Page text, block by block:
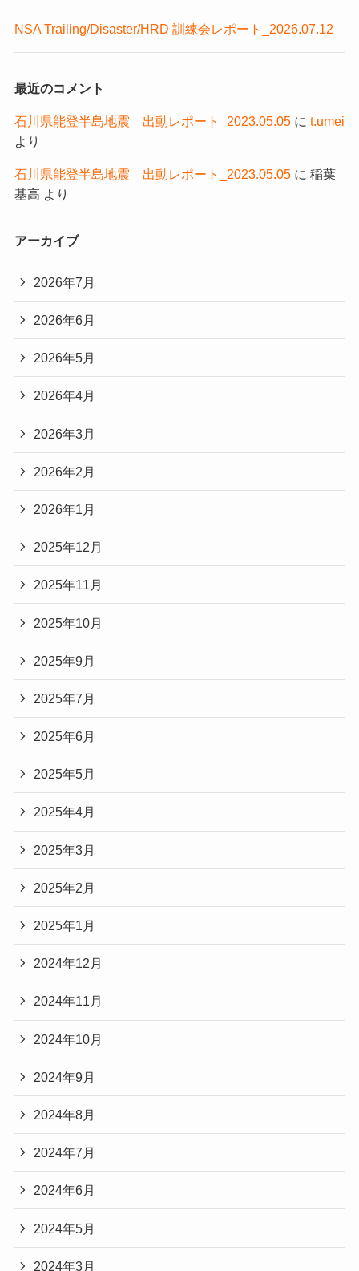
NSA Trailing/Disaster/HRD 訓練会レポート_2026.07.12
最近のコメント
石川県能登半島地震 出動レポート_2023.05.05に t.umei
より
石川県能登半島地震 出動レポート_2023.05.05に 稲葉
基高 より
アーカイブ
2026年7月
2026年6月
2026年5月
2026年4月
2026年3月
2026年2月
2026年1月
2025年12月
2025年11月
2025年10月
2025年9月
2025年7月
2025年6月
2025年5月
2025年4月
2025年3月
2025年2月
2025年1月
2024年12月
2024年11月
2024年10月
2024年9月
2024年8月
2024年7月
2024年6月
2024年5月
2024年3月